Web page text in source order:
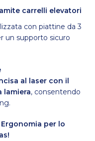
carrelli elevatori
con piattine da 3
un supporto sicuro
al laser con il
lamiera, consentendo
Ergonomia per lo